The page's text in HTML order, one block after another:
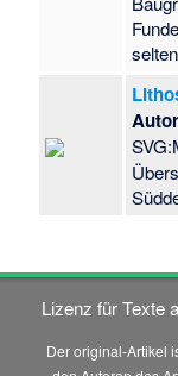
Lizenz für Texte
Der original-Artikel